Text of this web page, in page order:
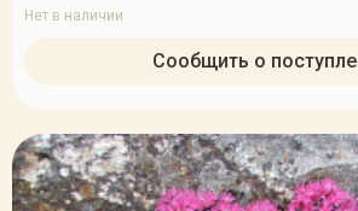
Нет в наличии
Сообщить о